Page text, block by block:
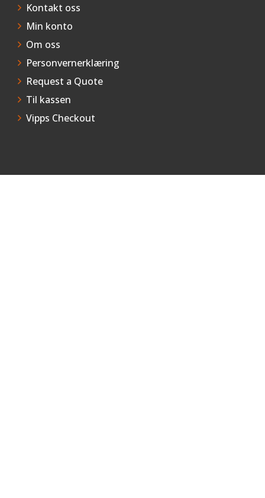
Kontakt oss
Min konto
Om oss
Personvernerklæring
Request a Quote
Til kassen
Vipps Checkout